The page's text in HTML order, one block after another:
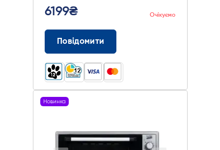
6199₴ Очікуємо
Повідомити
Новинка